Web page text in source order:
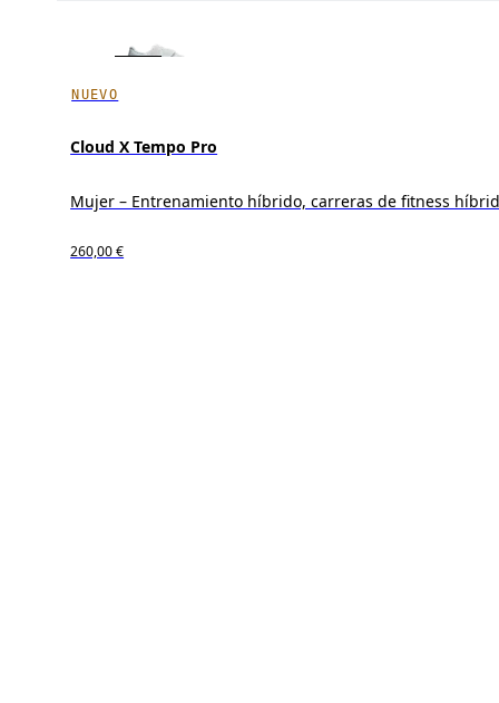
NUEVO
Cloud X Tempo Pro
Mujer – Entrenamiento híbrido, carreras de fitness
260,00 €